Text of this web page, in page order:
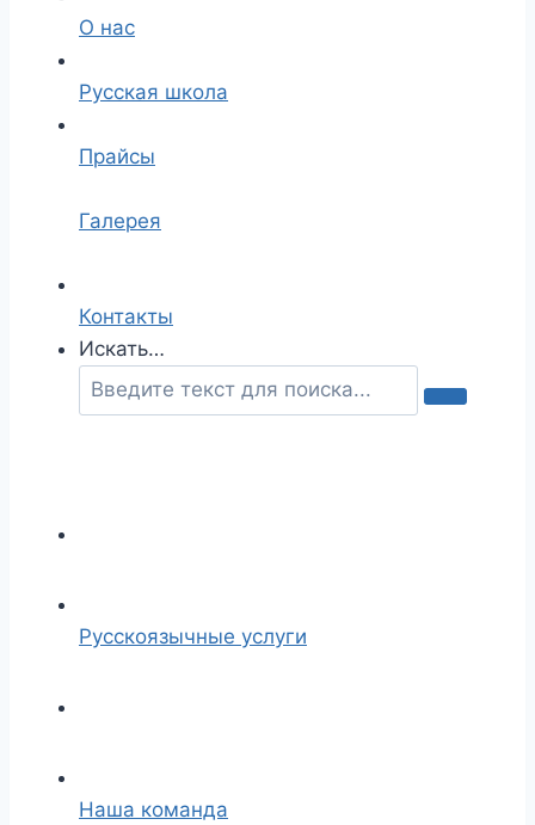
О нас
Русская школа
Прайсы
Галерея
Контакты
Искать…
Русскоязычные услуги
Наша команда